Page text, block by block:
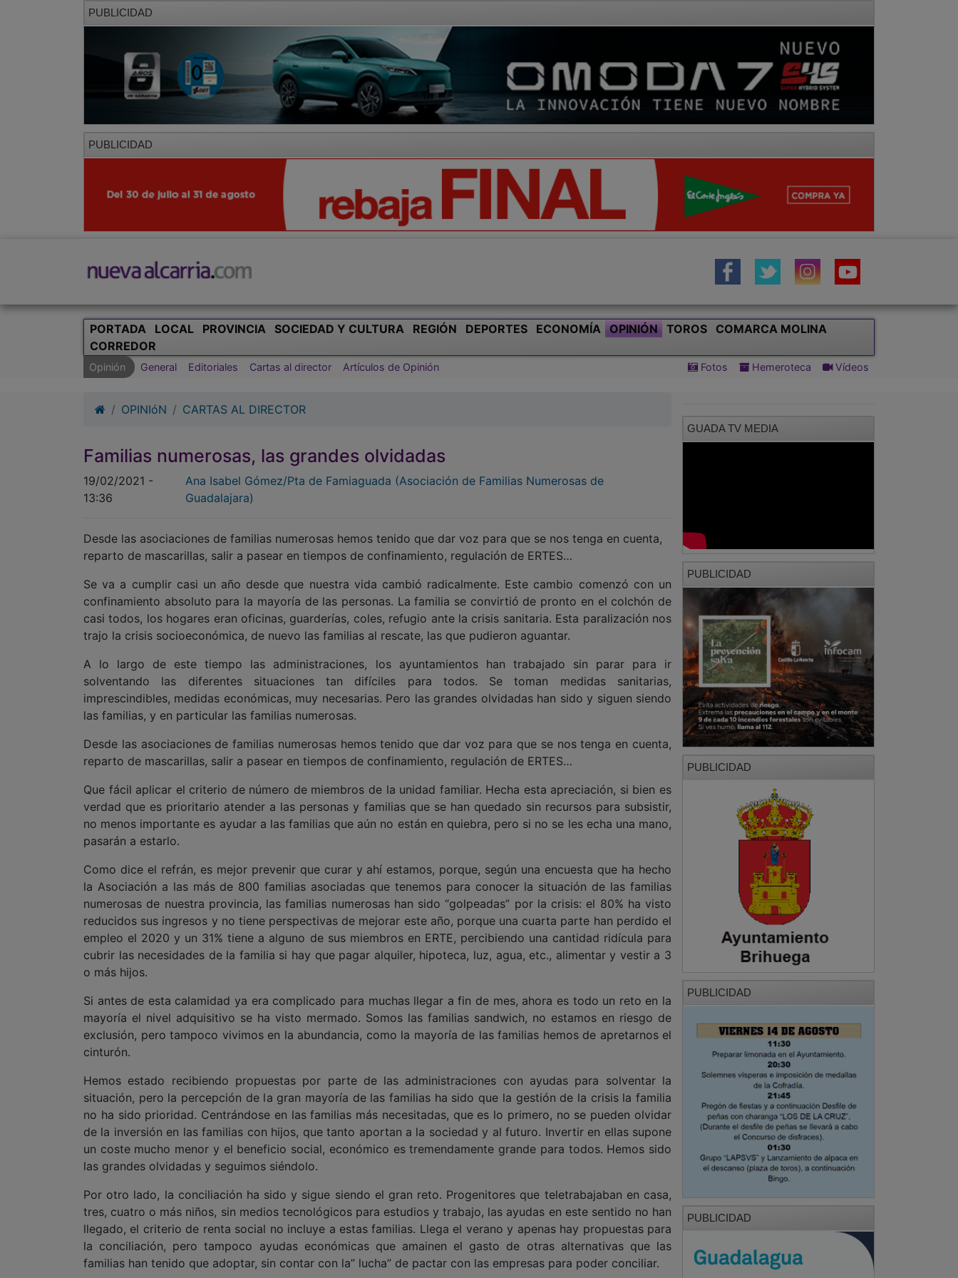
PUBLICIDAD
PUBLICIDAD
PORTADA LOCAL PROVINCIA SOCIEDAD Y CULTURA REGIÓN DEPORTES ECONOMÍA OPINIÓN TOROS
COMARCA MOLINA
CORREDOR
Opinión General Editoriales Cartas al director Artículos de Opinión Fotos Hemeroteca Vídeos
OPINIóN CARTAS AL DIRECTOR
Familias numerosas, las grandes olvidadas
19/02/2021 -
13:36
Ana Isabel Gómez/Pta de Famiaguada (Asociación de Familias Numerosas de
Guadalajara)
Desde las asociaciones de familias numerosas hemos tenido que dar voz para que se nos tenga en cuenta,
reparto de mascarillas, salir a pasear en tiempos de confinamiento, regulación de ERTES…
Se va a cumplir casi un año desde que nuestra vida cambió radicalmente. Este cambio comenzó con un
confinamiento absoluto para la mayoría de las personas. La familia se convirtió de pronto en el colchón de
casi todos, los hogares eran oficinas, guarderías, coles, refugio ante la crisis sanitaria. Esta paralización nos
trajo la crisis socioeconómica, de nuevo las familias al rescate, las que pudieron aguantar.
A lo largo de este tiempo las administraciones, los ayuntamientos han trabajado sin parar para ir
solventando las diferentes situaciones tan difíciles para todos. Se toman medidas sanitarias,
imprescindibles, medidas económicas, muy necesarias. Pero las grandes olvidadas han sido y siguen siendo
las familias, y en particular las familias numerosas.
Desde las asociaciones de familias numerosas hemos tenido que dar voz para que se nos tenga en cuenta,
reparto de mascarillas, salir a pasear en tiempos de confinamiento, regulación de ERTES…
Que fácil aplicar el criterio de número de miembros de la unidad familiar. Hecha esta apreciación, si bien es
verdad que es prioritario atender a las personas y familias que se han quedado sin recursos para subsistir,
no menos importante es ayudar a las familias que aún no están en quiebra, pero si no se les echa una mano,
pasarán a estarlo.
Como dice el refrán, es mejor prevenir que curar y ahí estamos, porque, según una encuesta que ha hecho
la Asociación a las más de 800 familias asociadas que tenemos para conocer la situación de las familias
numerosas de nuestra provincia, las familias numerosas han sido “golpeadas” por la crisis: el 80% ha visto
reducidos sus ingresos y no tiene perspectivas de mejorar este año, porque una cuarta parte han perdido el
empleo el 2020 y un 31% tiene a alguno de sus miembros en ERTE, percibiendo una cantidad ridícula para
cubrir las necesidades de la familia si hay que pagar alquiler, hipoteca, luz, agua, etc., alimentar y vestir a 3
o más hijos.
Si antes de esta calamidad ya era complicado para muchas llegar a fin de mes, ahora es todo un reto en la
mayoría el nivel adquisitivo se ha visto mermado. Somos las familias sandwich, no estamos en riesgo de
exclusión, pero tampoco vivimos en la abundancia, como la mayoría de las familias hemos de apretarnos el
cinturón.
Hemos estado recibiendo propuestas por parte de las administraciones con ayudas para solventar la
situación, pero la percepción de la gran mayoría de las familias ha sido que la gestión de la crisis la familia
no ha sido prioridad. Centrándose en las familias más necesitadas, que es lo primero, no se pueden olvidar
de la inversión en las familias con hijos, que tanto aportan a la sociedad y al futuro. Invertir en ellas supone
un coste mucho menor y el beneficio social, económico es tremendamente grande para todos. Hemos sido
las grandes olvidadas y seguimos siéndolo.
Por otro lado, la conciliación ha sido y sigue siendo el gran reto. Progenitores que teletrabajaban en casa,
tres, cuatro o más niños, sin medios tecnológicos para estudios y trabajo, las ayudas en este sentido no han
llegado, el criterio de renta social no incluye a estas familias. Llega el verano y apenas hay propuestas para
la conciliación, pero tampoco ayudas económicas que amainen el gasto de otras alternativas que las
familias han tenido que adoptar, sin contar con la” lucha” de pactar con las empresas para poder conciliar.
GUADA TV MEDIA
PUBLICIDAD
PUBLICIDAD
PUBLICIDAD
PUBLICIDAD